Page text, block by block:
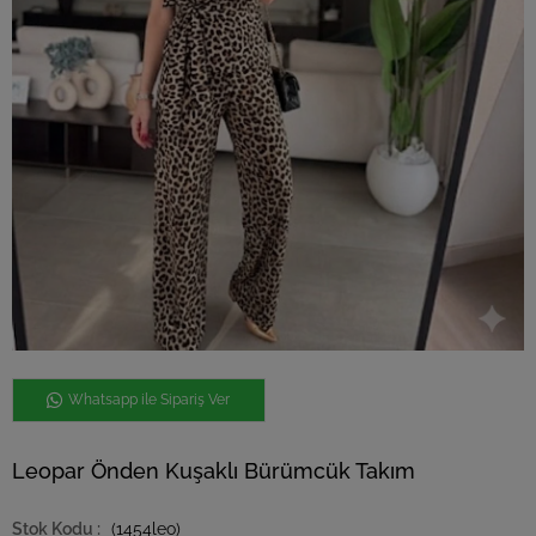
Whatsapp ile Sipariş Ver
Leopar Önden Kuşaklı Bürümcük Takım
(1454leo)